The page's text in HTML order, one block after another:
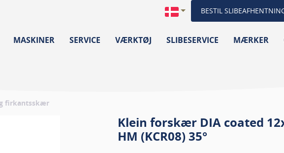
BESTIL
MASKINER SERVICE VÆRKTØJ SLIBESERVICE MÆRKER
firkantsskær
Klein forskær DIA coated
HM (KCR08) 35°